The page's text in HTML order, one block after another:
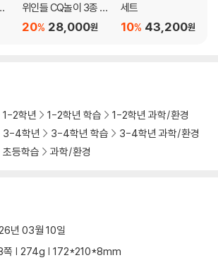
지와 튼튼한 소화기관
일품 연기
가 최고
력 방귀
먹어 치우는 미친 소화력
뿔을 든 기사
링
: 냉동 상태에서도 살아나는 특별한 능력
최강자
위인들 CQ놀이 3종 세
트
28,000원
20%
세트
43,200원
10%
1-2학년 1-2학년 학습
1-2학년 과학/환경
3-4학년 3-4학년 학습
3-4학년 과학/환경
초등학습 과학/환경
년 03월 10일
쪽 | 274g | 172*210*8mm